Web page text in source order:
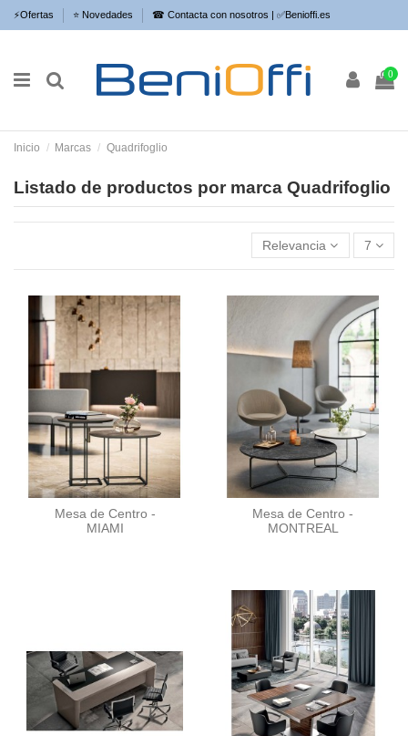
⚡​Ofertas ⭐​ Novedades ☎ Contacta con nosotros | ✅Benioffi.es
0
Inicio Marcas Quadrifoglio
Listado de productos por marca Quadrifoglio
Relevancia 7
Mesa de Centro -
MIAMI
Mesa de Centro -
MONTREAL